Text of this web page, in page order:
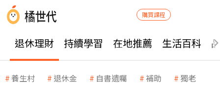
購買課程
退休理財 持續學習 在地推薦 生活百科
養生村 退休金 自書遺囑 補助 獨老